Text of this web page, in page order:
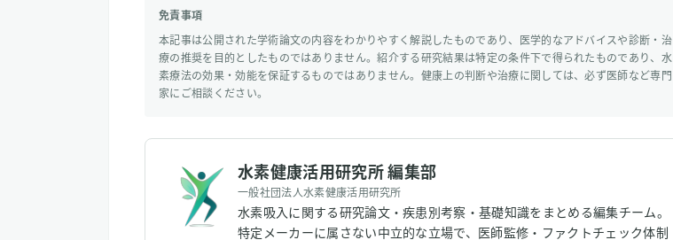
免責事項
本記事は公開された学術論文の内容をわかりやすく解説したものであり、医学的なアドバイスや診断・治
療の推奨を目的としたものではありません。紹介する研究結果は特定の条件下で得られたものであり、水
素療法の効果・効能を保証するものではありません。健康上の判断や治療に関しては、必ず医師など専門
家にご相談ください。
水素健康活用研究所 編集部
一般社団法人水素健康活用研究所
水素吸入に関する研究論文・疾患別考察・基礎知識をまとめる編集チーム。
特定メーカーに属さない中立的な立場で、医師監修・ファクトチェック体制